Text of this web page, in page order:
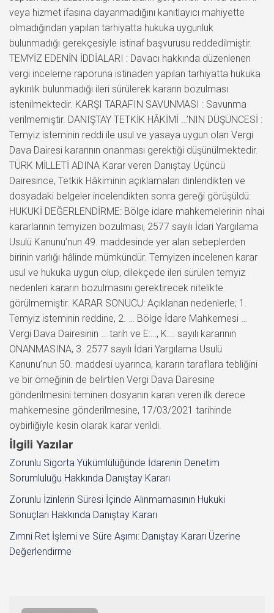
veya hizmet ifasına dayanmadığını kanıtlayıcı mahiyette
olmadığından yapılan tarhiyatta hukuka uygunluk
bulunmadığı gerekçesiyle istinaf başvurusu reddedilmiştir.
TEMYİZ EDENİN İDDİALARI : Davacı hakkında düzenlenen
vergi inceleme raporuna istinaden yapılan tarhiyatta hukuka
aykırılık bulunmadığı ileri sürülerek kararın bozulması
istenilmektedir. KARŞI TARAFIN SAVUNMASI : Savunma
verilmemiştir. DANIŞTAY TETKİK HÂKİMİ …’NIN DÜŞÜNCESİ :
Temyiz isteminin reddi ile usul ve yasaya uygun olan Vergi
Dava Dairesi kararının onanması gerektiği düşünülmektedir.
TÜRK MİLLETİ ADINA Karar veren Danıştay Üçüncü
Dairesince, Tetkik Hâkiminin açıklamaları dinlendikten ve
dosyadaki belgeler incelendikten sonra gereği görüşüldü:
HUKUKİ DEĞERLENDİRME: Bölge idare mahkemelerinin nihai
kararlarının temyizen bozulması, 2577 sayılı İdari Yargılama
Usulü Kanunu’nun 49. maddesinde yer alan sebeplerden
birinin varlığı hâlinde mümkündür. Temyizen incelenen karar
usul ve hukuka uygun olup, dilekçede ileri sürülen temyiz
nedenleri kararın bozulmasını gerektirecek nitelikte
görülmemiştir. KARAR SONUCU: Açıklanan nedenlerle; 1.
Temyiz isteminin reddine, 2. … Bölge İdare Mahkemesi …
Vergi Dava Dairesinin … tarih ve E:…, K:… sayılı kararının
ONANMASINA, 3. 2577 sayılı İdari Yargılama Usulü
Kanunu’nun 50. maddesi uyarınca, kararın taraflara tebliğini
ve bir örneğinin de belirtilen Vergi Dava Dairesine
gönderilmesini teminen dosyanın kararı veren ilk derece
mahkemesine gönderilmesine, 17/03/2021 tarihinde
oybirliğiyle kesin olarak karar verildi.
İlgili Yazılar
Zorunlu Sigorta Yükümlülüğünde İdarenin Denetim
Sorumluluğu Hakkında Danıştay Kararı
Zorunlu İzinlerin Süresi İçinde Alınmamasının Hukuki
Sonuçları Hakkında Danıştay Kararı
Zımni Ret İşlemi ve Süre Aşımı: Danıştay Kararı Üzerine
Değerlendirme